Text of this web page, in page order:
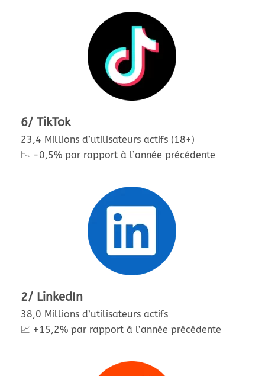
6/ TikTok
23,4 Millions d’utilisateurs actifs (18+)
📉 -0,5% par rapport à l’année précédente
2/ LinkedIn
38,0 Millions d’utilisateurs actifs
📈 +15,2% par rapport à l’année précédente